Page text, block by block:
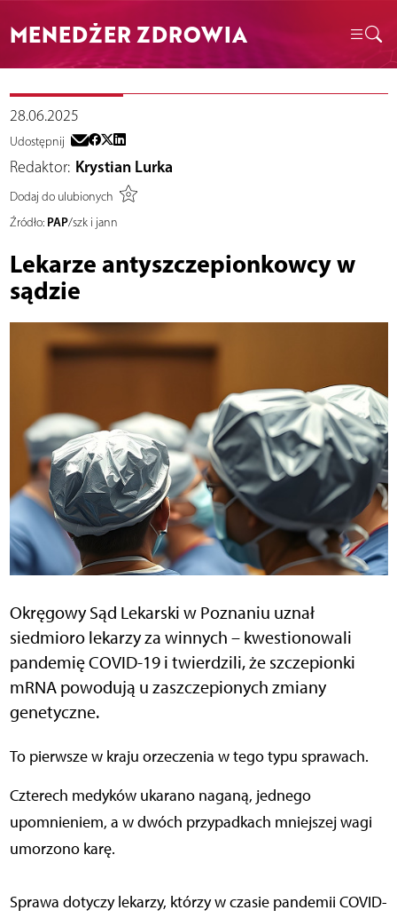
MENEDŻER ZDROWIA
28.06.2025
Udostępnij
Redaktor: Krystian Lurka
Dodaj do ulubionych
Źródło: PAP/szk i jann
Lekarze antyszczepionkowcy w
sądzie
Okręgowy Sąd Lekarski w Poznaniu uznał
siedmioro lekarzy za winnych – kwestionowali
pandemię COVID-19 i twierdzili, że szczepionki
mRNA powodują u zaszczepionych zmiany
genetyczne.
To pierwsze w kraju orzeczenia w tego typu sprawach.
Czterech medyków ukarano naganą, jednego
upomnieniem, a w dwóch przypadkach mniejszej wagi
umorzono karę.
Sprawa dotyczy lekarzy, którzy w czasie pandemii COVID-